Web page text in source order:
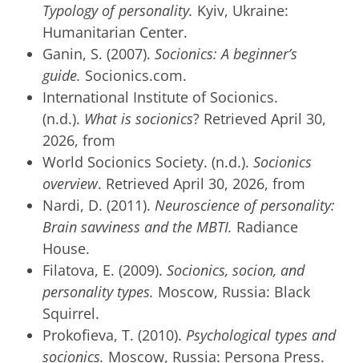
Typology of personality. Kyiv, Ukraine:
Humanitarian Center.
Ganin, S. (2007). Socionics: A beginner’s
guide. Socionics.com.
International Institute of Socionics.
(n.d.). What is socionics? Retrieved April 30,
2026, from
World Socionics Society. (n.d.). Socionics
overview. Retrieved April 30, 2026, from
Nardi, D. (2011). Neuroscience of personality:
Brain savviness and the MBTI. Radiance
House.
Filatova, E. (2009). Socionics, socion, and
personality types. Moscow, Russia: Black
Squirrel.
Prokofieva, T. (2010). Psychological types and
socionics. Moscow, Russia: Persona Press.